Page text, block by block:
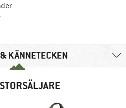
- hitta all information här!
KÄNNETECKEN